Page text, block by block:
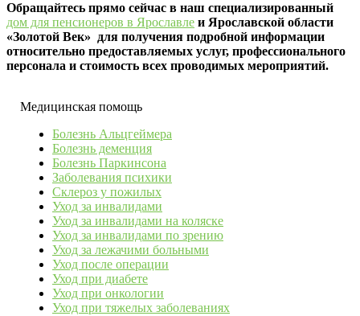
Обращайтесь прямо сейчас в наш специализированный
дом для пенсионеров в Ярославле и Ярославской области
«Золотой Век» для получения подробной информации
относительно предоставляемых услуг, профессионального
персонала и стоимость всех проводимых мероприятий.
Медицинская помощь
Болезнь Альцгеймера
Болезнь деменция
Болезнь Паркинсона
Заболевания психики
Склероз у пожилых
Уход за инвалидами
Уход за инвалидами на коляске
Уход за инвалидами по зрению
Уход за лежачими больными
Уход после операции
Уход при диабете
Уход при онкологии
Уход при тяжелых заболеваниях